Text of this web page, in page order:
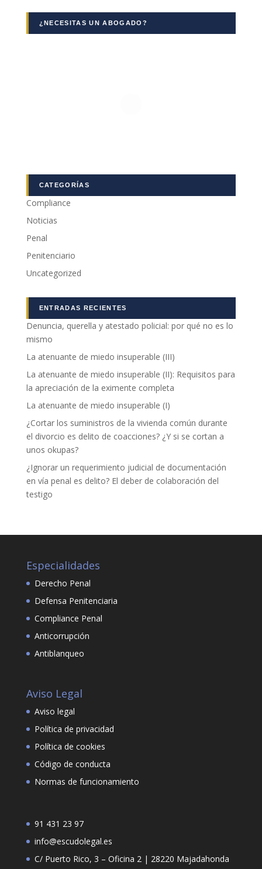
¿NECESITAS UN ABOGADO?
CATEGORÍAS
Compliance
Noticias
Penal
Penitenciario
Uncategorized
ENTRADAS RECIENTES
Denuncia, querella y atestado policial: por qué no es lo
mismo
La atenuante de miedo insuperable (III)
La atenuante de miedo insuperable (II): Requisitos para
la apreciación de la eximente completa
La atenuante de miedo insuperable (I)
¿Cortar los suministros de la vivienda común durante
el divorcio es delito de coacciones? ¿Y si se cortan a
unos okupas?
¿Ignorar un requerimiento judicial de documentación
en vía penal es delito? El deber de colaboración del
testigo
Especialidades
Derecho Penal
Defensa Penitenciaria
Compliance Penal
Anticorrupción
Antiblanqueo
Aviso Legal
Aviso legal
Política de privacidad
Política de cookies
Código de conducta
Normas de funcionamiento
91 431 23 97
info@escudolegal.es
C/ Puerto Rico, 3 – Oficina 2 | 28220 Majadahonda